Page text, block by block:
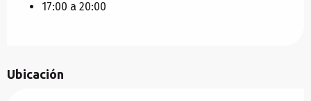
17:00 a 20:00
Ubicación